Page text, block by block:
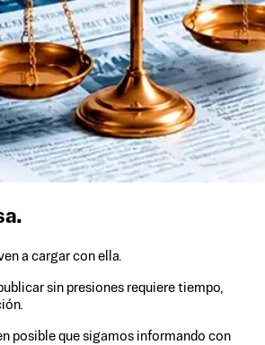
a cargar con ella.
sin presiones requiere tiempo,
posible que sigamos informando con